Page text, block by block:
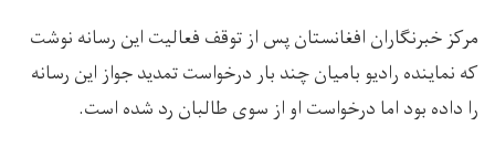
مرکز خبرنگاران افغانستان پس از توقف فعالیت این رسانه نوشت
که نماینده رادیو بامیان چند بار درخواست تمدید جواز این رسانه
را داده بود اما درخواست او از سوی طالبان رد شده است.